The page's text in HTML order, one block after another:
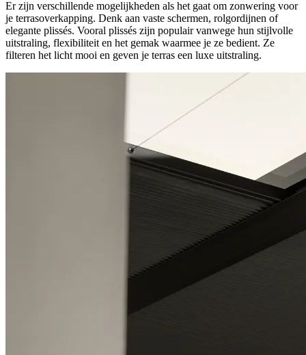
Er zijn verschillende mogelijkheden als het gaat om zonwering voor
je terrasoverkapping. Denk aan vaste schermen, rolgordijnen of
elegante plissés. Vooral plissés zijn populair vanwege hun stijlvolle
uitstraling, flexibiliteit en het gemak waarmee je ze bedient. Ze
filteren het licht mooi en geven je terras een luxe uitstraling.